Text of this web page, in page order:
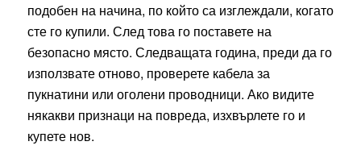
подобен на начина, по който са изглеждали, когато
сте го купили. След това го поставете на
безопасно място. Следващата година, преди да го
използвате отново, проверете кабела за
пукнатини или оголени проводници. Ако видите
някакви признаци на повреда, изхвърлете го и
купете нов.